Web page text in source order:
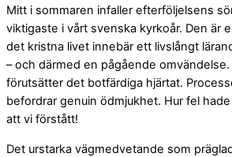
Mitt i sommaren infaller efterföljelsens
viktigaste i vårt svenska kyrkoår. Den är
det kristna livet innebär ett livslångt
– och därmed en pågående
förutsätter det botfärdiga hjärtat.
befordrar genuin ödmjukhet. Hur fel
att vi förstått!
Det urstarka vägmedvetande som